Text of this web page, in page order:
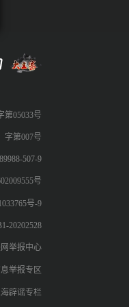
第05033号
字第007号
507-9
号
号-9
20202528
举报中心
举报专区
辟谣专栏